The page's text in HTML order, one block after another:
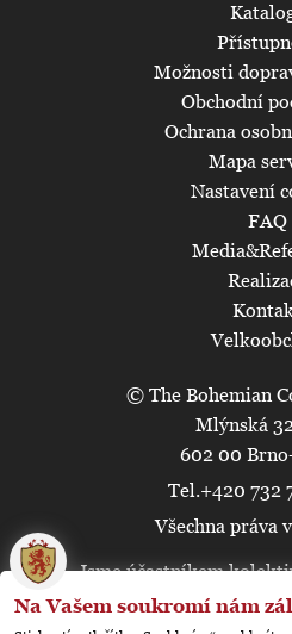
© The Bohemian
Mlýnská
602 00
Tel.+420 732
Všechna práva
Možnosti
Obchodní
Ochrana
Mapa
Nastavení
FAQ
Jsme účastníkem
nakládání s
🍪
Na Vašem soukromí nám